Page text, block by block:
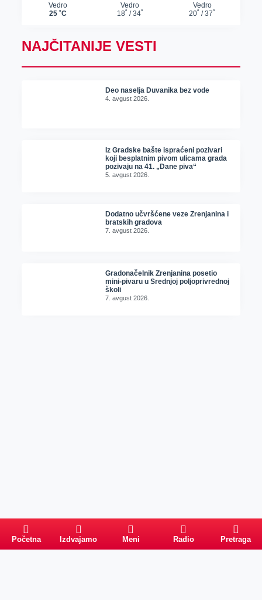
NAJČITANIJE VESTI
Deo naselja Duvanika bez vode
4. avgust 2026.
Iz Gradske bašte ispraćeni pozivari
koji besplatnim pivom ulicama grada
pozivaju na 41. „Dane piva“
5. avgust 2026.
Dodatno učvršćene veze Zrenjanina i
bratskih gradova
7. avgust 2026.
Gradonačelnik Zrenjanina posetio
mini-pivaru u Srednjoj poljoprivrednoj
školi
7. avgust 2026.
Početna Izdvajamo Meni Radio Pretraga